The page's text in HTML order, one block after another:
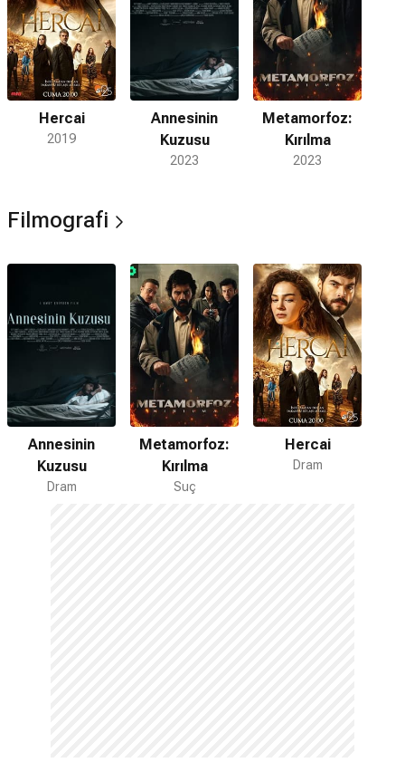
Hercai
2019
Annesinin
Kuzusu
2023
Metamorfoz:
Kırılma
2023
Filmografi
Annesinin
Kuzusu
Dram
Metamorfoz:
Kırılma
Suç
Hercai
Dram